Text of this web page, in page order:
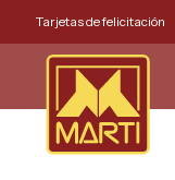
Tarjetas de felicitación